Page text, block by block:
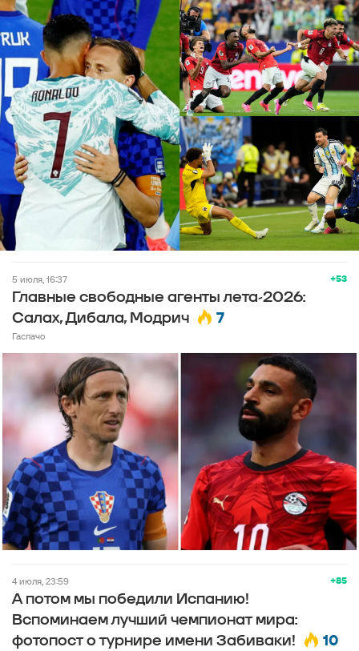
+53
5 июля, 16:37
Главные свободные агенты лета-2026:
Салах, Дибала, Модрич
7
Гаспачо
+85
4 июля, 23:59
А потом мы победили Испанию!
Вспоминаем лучший чемпионат мира:
фотопост о турнире имени Забиваки!
10